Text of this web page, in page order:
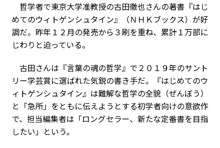
哲学者で東京大学准教授の古田徹也さんの著書『はじ
めてのウィトゲンシュタイン』（ＮＨＫブックス）が好
調だ。昨年１２月の発売から３刷を重ね、累計１万部に
じわりと迫っている。
古田さんは『言葉の魂の哲学』で２０１９年のサント
リー学芸賞に選ばれた気鋭の書き手だ。『はじめてのウ
ィトゲンシュタイン』は難解な哲学の全貌（ぜんぼう）
と「急所」をともに伝えようとする初学者向けの意欲作
で、担当編集者は「ロングセラー、新たな定番書を目指
したい」という。